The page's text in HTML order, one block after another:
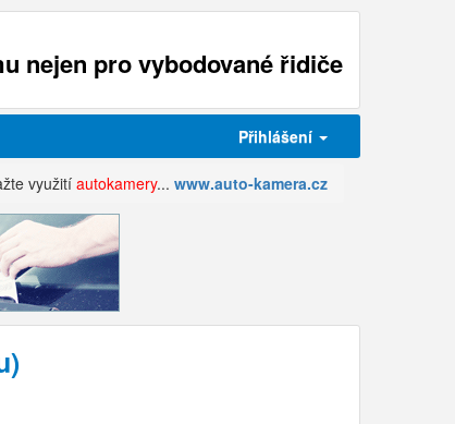
nejen pro vybodované řidiče
Přihlášení
využitíautokamery... www.auto-kamera.cz